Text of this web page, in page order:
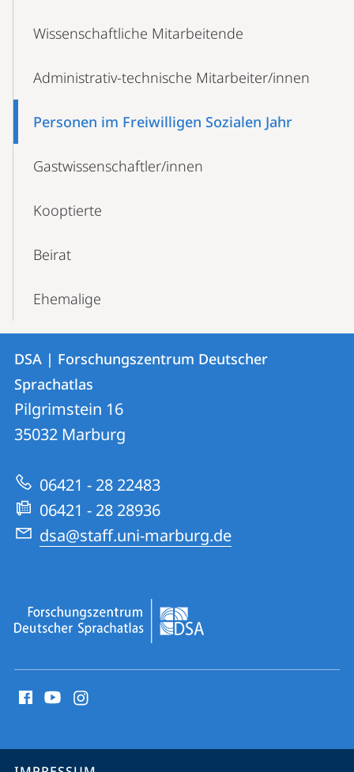
Wissenschaftliche Mitarbeitende
Administrativ-technische Mitarbeiter/innen
Personen im Freiwilligen Sozialen Jahr
Gastwissenschaftler/innen
Kooptierte
Beirat
Ehemalige
Kontakt
und
Informationen
zur
Website
Kontaktinformationen
DSA
|
Forschungszentrum
Sprachatlas
DSA | Forschungszentrum Deutscher
Sprachatlas
Pilgrimstein 16
35032 Marburg
06421 - 28 22483
06421 - 28 28936
dsa@staff.uni-marburg.de
Media
Service-